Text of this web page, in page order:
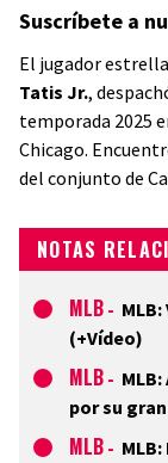
Suscríbete a
El jugador
Tatis Jr.,
temporada 2025
Chicago.
del conjunto de
NOTAS
MLB -
(+Vídeo)
MLB -
por su
MLB -